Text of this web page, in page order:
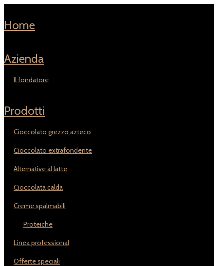
home
azienda
il fondatore
prodotti
cioccolato grezzo azteco
cioccolato extrafondente
alternative al latte
cioccolata calda
creme spalmabili
proteiche
linea professional
offerte speciali